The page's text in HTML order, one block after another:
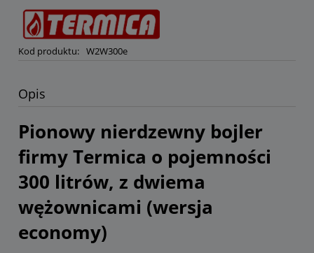
Kod produktu: W2W300e
Opis
Pionowy nierdzewny bojler
firmy Termica o pojemności
300 litrów, z dwiema
wężownicami (wersja
economy)